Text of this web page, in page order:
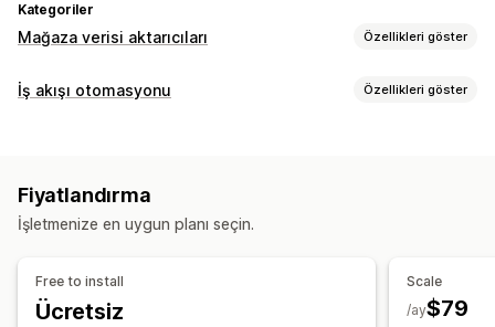
Kategoriler
Mağaza verisi aktarıcıları Özellikleri göster
Veri senkronizasyonu
Veri geçişi
Toplu dışa aktarma
Toplu içe aktarma
Meta alanlar
Siparişler
İş akışı otomasyonu Özellikleri göster
Sipariş gönderimi
Stok yenileme Zaman bazında
Özel tetikleyiciler
Fiyatlandırma
İşletmenize en uygun planı seçin.
Free to install
Ücretsiz
Scale
$79
/ay